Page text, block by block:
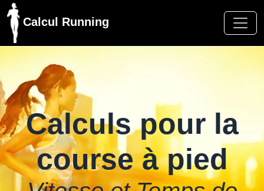
Calcul Running
Calculs pour la
course à pied